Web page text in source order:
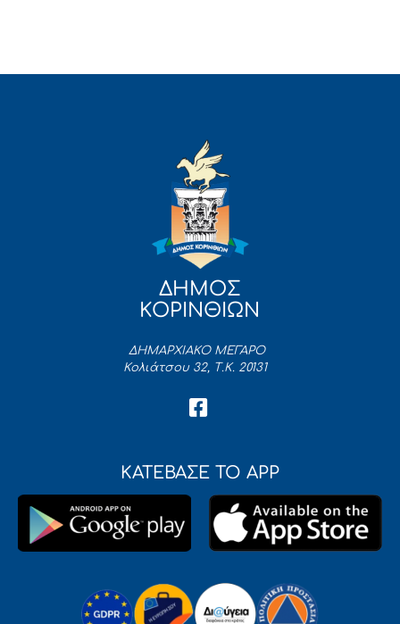
ΔΗΜΟΣ
ΚΟΡΙΝΘΙΩΝ
ΔΗΜΑΡΧΙΑΚΟ ΜΕΓΑΡΟ
Κολιάτσου 32, Τ.Κ. 20131
ΚΑΤΕΒΑΣΕ ΤΟ APP